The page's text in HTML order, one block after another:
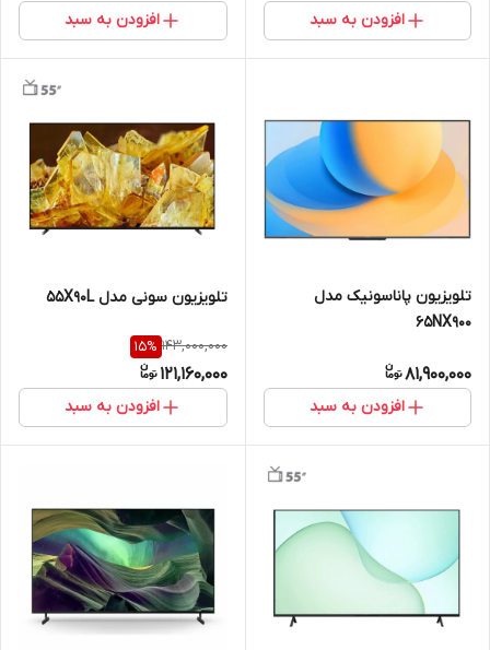
افزودن به سبد افزودن به سبد
تلویزیون پاناسونیک مدل
65NX900
81,900,000
افزودن به سبد
تلویزیون سونی مدل 55X90L
143,000,000
15%
121,160,000
افزودن به سبد